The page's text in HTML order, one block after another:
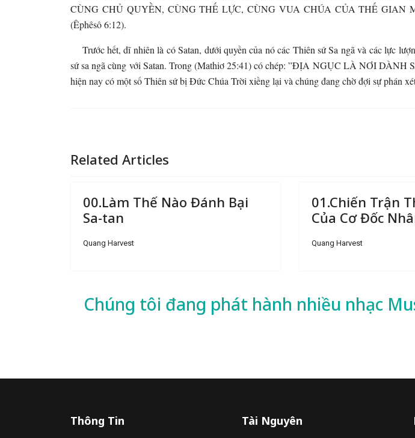
CÙNG CHỦ QUYỀN, CÙNG THẾ LỰC, CÙNG VUA CHÚA CỦA THẾ
(Êphêsô 6:12).
Trước hết, dĩ nhiên là có Satan, dưới quyền của nó các Thiên sứ Sa ngã và các lực
sứ sa ngã cùng với Satan. Trong (Mathiơ 25:41) có chép: ”ĐỊA NGỤC LÀ NƠI
hiện nay có một số Thiên sứ bị Đức Chúa Trời xiềng lại và chúng đang chờ đợi sự phán
Related Articles
00.Làm Thế Nào Đánh Bại
Sa-tan
Quang Harvest
01.Chiến Trận
Của Cơ Đốc
Quang Harvest
Chúng tôi đang phát hành nhiều nhạc
Thông Tin Tài Nguyên